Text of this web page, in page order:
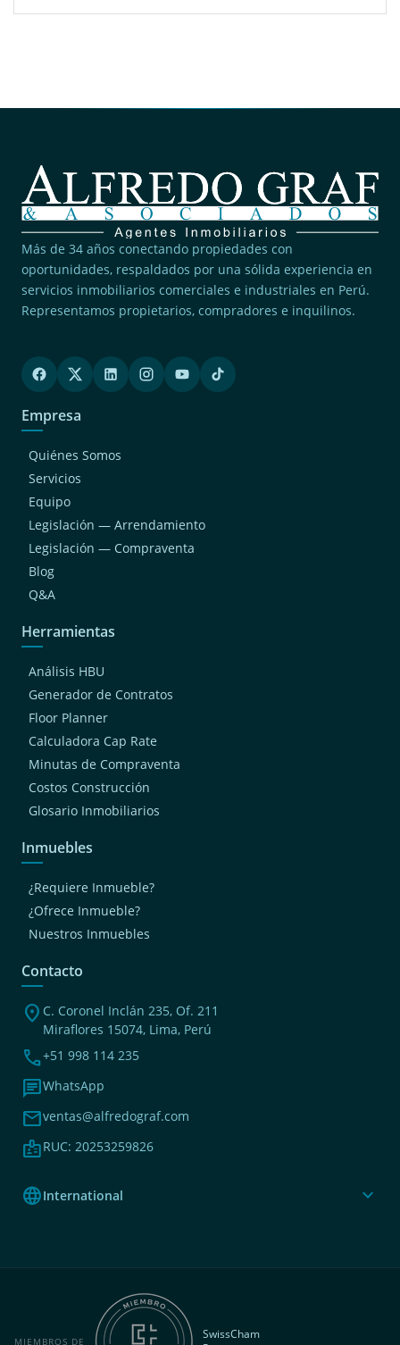
Más de 34 años conectando propiedades con
oportunidades, respaldados por una sólida experiencia en
servicios inmobiliarios comerciales e industriales en Perú.
Representamos propietarios, compradores e inquilinos.
Empresa
Quiénes Somos
Servicios
Equipo
Legislación — Arrendamiento
Legislación — Compraventa
Blog
Q&A
Herramientas
Análisis HBU
Generador de Contratos
Floor Planner
Calculadora Cap Rate
Minutas de Compraventa
Costos Construcción
Glosario Inmobiliarios
Inmuebles
¿Requiere Inmueble?
¿Ofrece Inmueble?
Nuestros Inmuebles
Contacto
location_on C. Coronel Inclán 235, Of. 211
Miraflores 15074, Lima, Perú
phone+51 998 114 235
chatWhatsApp
mailventas@alfredograf.com
badgeRUC: 20253259826
languageInternational expand_more
MIEMBROS DE
SwissCham